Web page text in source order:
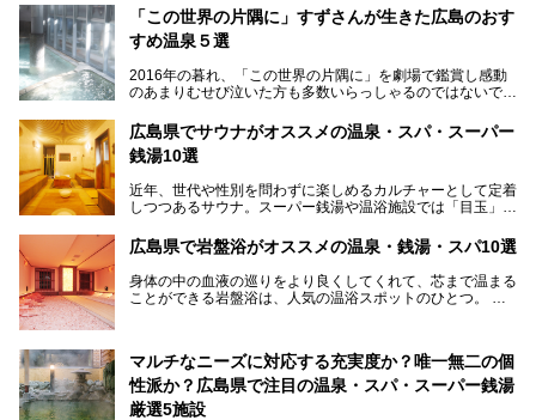
厳島神社と原爆ドームの2つの世界文化遺産があり、年間を
通して多数の観光客が訪れます。工業都市として栄えた呉市
や、坂の町・尾道市など、ゆっくり訪れたい町や観光スポッ
モン、全国にファンが多い広島風お好み焼きなどのグルメも
充実。
銭湯をご紹介します。
「この世界の片隅に」すずさんが生きた広島のおす
すめ温泉５選
2016年の暮れ、「この世界の片隅に」を劇場で鑑賞し感動
のあまりむせび泣いた方も多数いらっしゃるのではないでし
あの夏のヒロシマを生きた主人公すずさんの笑顔が、今もど
こかに輝きつづけていることをふと思い浮かべます。
そんな映画の舞台となった広島県呉市を中心に、広島のおす
広島県でサウナがオススメの温泉・スパ・スーパー
銭湯10選
近年、世代や性別を問わずに楽しめるカルチャーとして定着
しつつあるサウナ。スーパー銭湯や温浴施設では「目玉」と
わりと身体の内部を温めて発汗を促すサウナは、リフレッシ
ュ効果はもちろん、代謝が高まり健康や美容にも良い影響が
期待されます。今回はそんなサウナにこだわった、広島県内
のオススメ温泉・銭湯・スパ10ヶ所を紹介させていただき
ます。
広島県で岩盤浴がオススメの温泉・銭湯・スパ10選
身体の中の血液の巡りをより良くしてくれて、芯まで温まる
ことができる岩盤浴は、人気の温浴スポットのひとつ。
る、広島県でオススメの温泉・銭湯・スパをご紹介していき
ます！
マルチなニーズに対応する充実度か？唯一無二の個
性派か？広島県で注目の温泉・スパ・スーパー銭湯
厳選5施設